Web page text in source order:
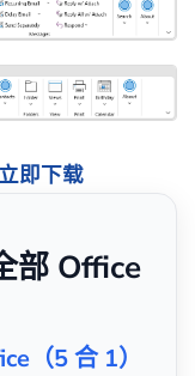
立即下载
部 Office
（5 合 1）